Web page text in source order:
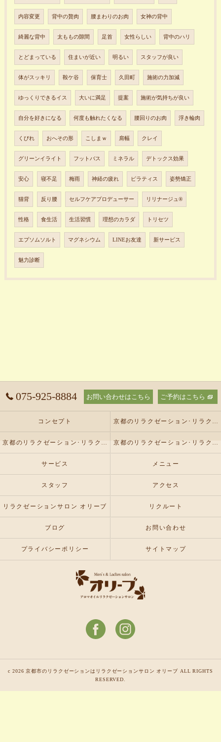
内容変更 背中の贅肉 腰まわりのお肉 女神の背中
綺麗な背中 太ももの隙間 足首 女性らしい 背中のハリ
とどまっている 住まいが近い 明るい スタッフが良い
体がスッキリ 鞍ケ谷 保育士 久田町 施術の力加減
ゆっくりできるイス 大いに満足 提案 施術が気持ちが良い
自分を好きになる 何度も触れたくなる 腰回りのお肉 浮き輪肉
くびれ おへその形 こしまｗ 肩幅 クレイ
グリーンイライト フットバス ミネラル デトックス効果
安心 寝不足 梅雨 神経の疲れ ピラティス 姿勢矯正
猫背 反り腰 セルフケアプロデューサー リリナージュ®︎
性格 食生活 生活習慣 理想のカラダ トリセツ
エプソムソルト マグネシウム LINEお友達 新サービス
魅力診断
075-925-8884 お問い合わせはこちら ご予約はこちら
コンセプト 京都のリラクゼーション･リラクゼーションサロン オリーブの口コミ情報
京都のリラクゼーション･リラクゼーションサロン オリーブの評判 京都のリラクゼーション･リラクゼーションサロン オリーブのお客様の声
サービス メニュー
スタッフ アクセス
リラクゼーションサロン オリーブ リクルート
ブログ お問い合わせ
プライバシーポリシー サイトマップ
c 2026 京都市のリラクゼーションはリラクゼーションサロン オリーブ ALL RIGHTS
RESERVED.